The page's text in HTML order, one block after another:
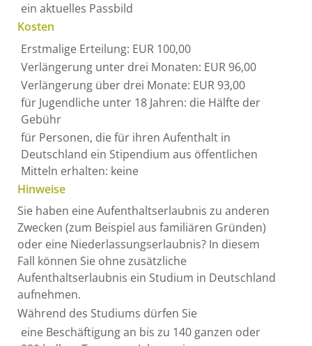
ein aktuelles Passbild
Kosten
Erstmalige Erteilung: EUR 100,00
Verlängerung unter drei Monaten: EUR 96,00
Verlängerung über drei Monate: EUR 93,00
für Jugendliche unter 18 Jahren: die Hälfte der
Gebühr
für Personen, die für ihren Aufenthalt in
Deutschland ein Stipendium aus öffentlichen
Mitteln erhalten: keine
Hinweise
Sie haben eine Aufenthaltserlaubnis zu anderen
Zwecken (zum Beispiel aus familiären Gründen)
oder eine Niederlassungserlaubnis? In diesem
Fall können Sie ohne zusätzliche
Aufenthaltserlaubnis ein Studium in Deutschland
aufnehmen.
Während des Studiums dürfen Sie
eine Beschäftigung an bis zu 140 ganzen oder